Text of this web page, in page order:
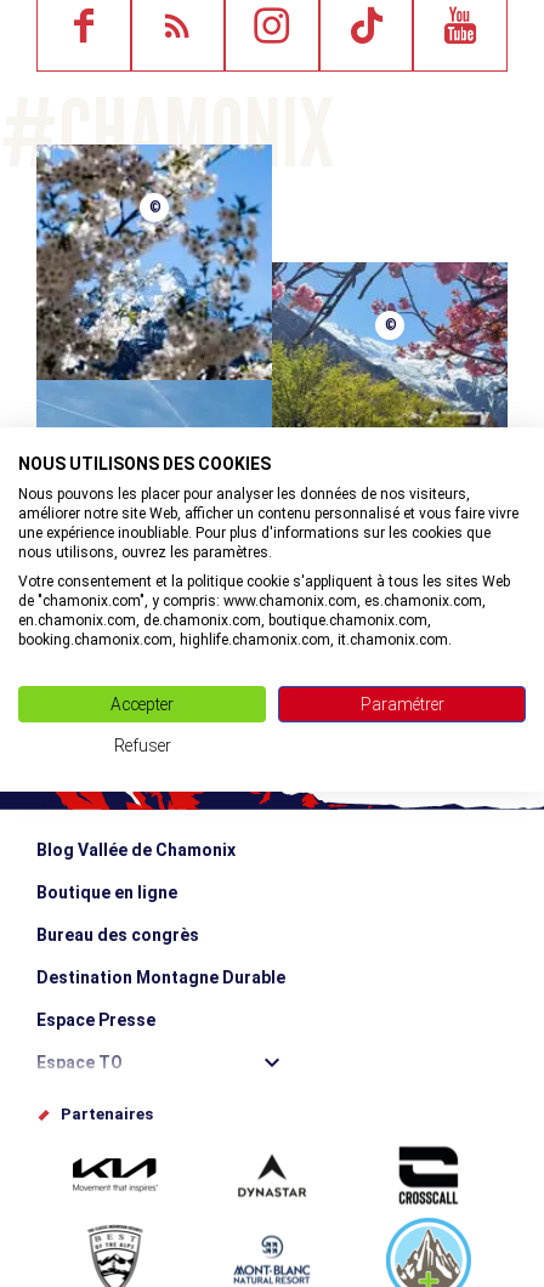
©
©
Blog Vallée de Chamonix
Boutique en ligne
Bureau des congrès
Destination Montagne Durable
Espace Presse
Espace TO
Offices de tourisme
Proposez votre évènement
Service groupes et séminaires
Téléchargements
Partenaires
NOUS UTILISONS DES COOKIES
Nous pouvons les placer pour analyser les données de nos visiteurs,
améliorer notre site Web, afficher un contenu personnalisé et vous faire vivre
une expérience inoubliable. Pour plus d'informations sur les cookies que
nous utilisons, ouvrez les paramètres.
Votre consentement et la politique cookie s'appliquent à tous les sites Web
de "chamonix.com", y compris: www.chamonix.com, es.chamonix.com,
en.chamonix.com, de.chamonix.com, boutique.chamonix.com,
booking.chamonix.com, highlife.chamonix.com, it.chamonix.com.
Accepter Paramétrer
Refuser